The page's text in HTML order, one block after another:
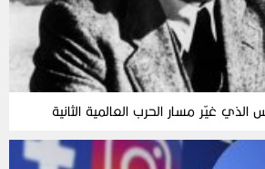
غيّر مسار الحرب العالمية الثانية